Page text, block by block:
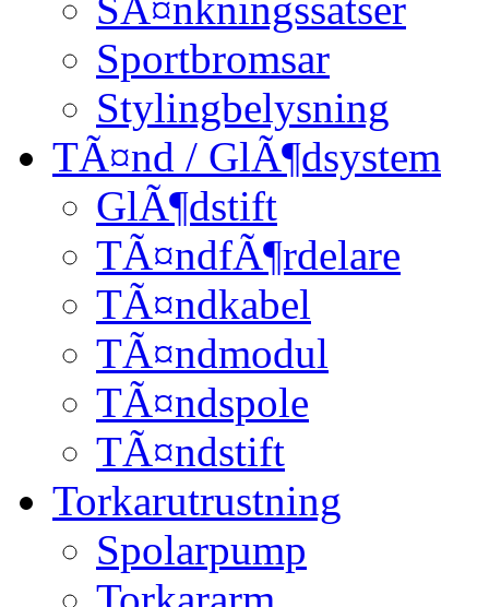
Sportbromsar
Stylingbelysning
TÃ¤nd / GlÃ¶dsystem
GlÃ¶dstift
TÃ¤ndfÃ¶rdelare
TÃ¤ndkabel
TÃ¤ndmodul
TÃ¤ndspole
TÃ¤ndstift
Torkarutrustning
Spolarpump